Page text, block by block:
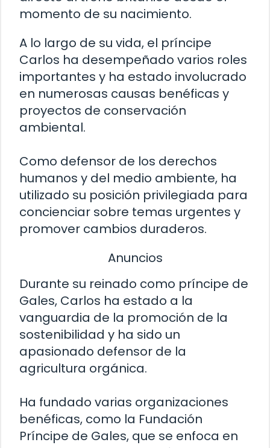
momento de su nacimiento.
A lo largo de su vida, el príncipe
Carlos ha desempeñado varios roles
importantes y ha estado involucrado
en numerosas causas benéficas y
proyectos de conservación
ambiental.
Como defensor de los derechos
humanos y del medio ambiente, ha
utilizado su posición privilegiada para
concienciar sobre temas urgentes y
promover cambios duraderos.
Anuncios
Durante su reinado como príncipe de
Gales, Carlos ha estado a la
vanguardia de la promoción de la
sostenibilidad y ha sido un
apasionado defensor de la
agricultura orgánica.
Ha fundado varias organizaciones
benéficas, como la Fundación
Príncipe de Gales, que se enfoca en